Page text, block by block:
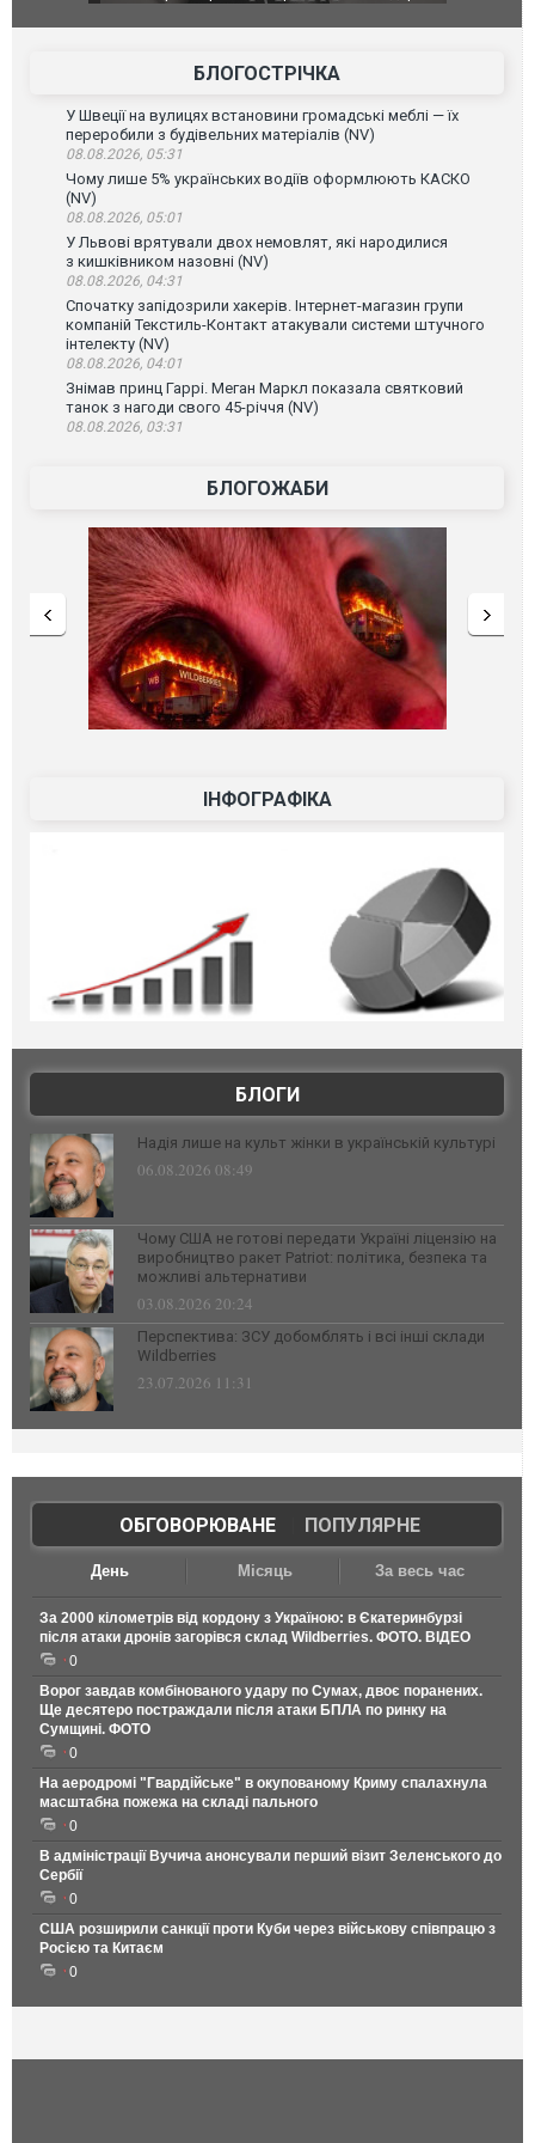
фільму "Афера Томаса Крауна"
БЛОГОСТРІЧКА
У Швеції на вулицях встановини громадські меблі — їх
переробили з будівельних матеріалів (NV)
08.08.2026, 05:31
Чому лише 5% українських водіїв оформлюють КАСКО
(NV)
08.08.2026, 05:01
У Львові врятували двох немовлят, які народилися
з кишківником назовні (NV)
08.08.2026, 04:31
Спочатку запідозрили хакерів. Інтернет-магазин групи
компаній Текстиль-Контакт атакували системи штучного
інтелекту (NV)
08.08.2026, 04:01
Знімав принц Гаррі. Меган Маркл показала святковий
танок з нагоди свого 45-річчя (NV)
08.08.2026, 03:31
БЛОГОЖАБИ
ІНФОГРАФІКА
БЛОГИ
Надія лише на культ жінки в українській культурі
06.08.2026 08:49
Чому США не готові передати Україні ліцензію на
виробництво ракет Patriot: політика, безпека та
можливі альтернативи
03.08.2026 20:24
Перспектива: ЗСУ добомблять і всі інші склади
Wildberries
23.07.2026 11:31
ОБГОВОРЮВАНЕ| ПОПУЛЯРНЕ
День Місяць За весь час
За 2000 кілометрів від кордону з Україною: в Єкатеринбурзі
після атаки дронів загорівся склад Wildberries. ФОТО. ВІДЕО
0
Ворог завдав комбінованого удару по Сумах, двоє поранених.
Ще десятеро постраждали після атаки БПЛА по ринку на
Сумщині. ФОТО
0
На аеродромі "Гвардійське" в окупованому Криму спалахнула
масштабна пожежа на складі пального
0
В адміністрації Вучича анонсували перший візит Зеленського до
Сербії
0
США розширили санкції проти Куби через військову співпрацю з
Росією та Китаєм
0